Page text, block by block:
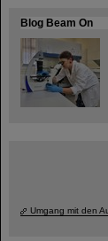
Blog Beam On
Umgang mit den